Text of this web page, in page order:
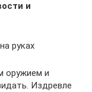
и
руках
оружием и
Издревле